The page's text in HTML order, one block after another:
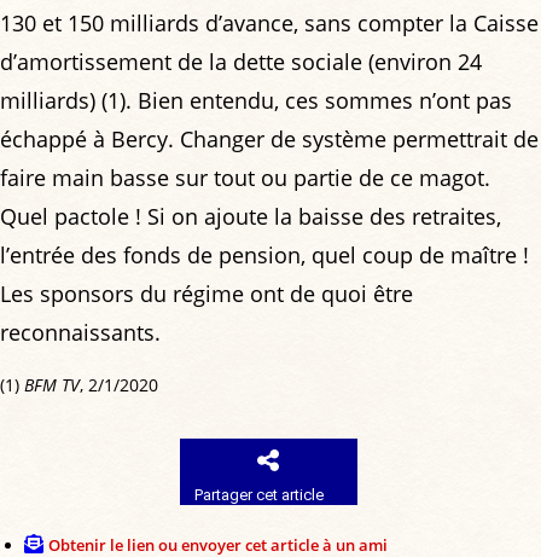
130 et 150 milliards d’avance, sans compter la Caisse
d’amortissement de la dette sociale (environ 24
milliards) (1). Bien entendu, ces sommes n’ont pas
échappé à Bercy. Changer de système permettrait de
faire main basse sur tout ou partie de ce magot.
Quel pactole ! Si on ajoute la baisse des retraites,
l’entrée des fonds de pension, quel coup de maître !
Les sponsors du régime ont de quoi être
reconnaissants.
(1) BFM TV, 2/1/2020
Partager cet article
Obtenir le lien ou envoyer cet article à un ami